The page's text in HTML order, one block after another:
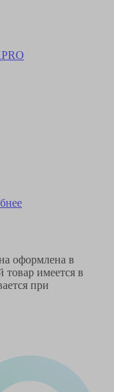
оформлена в
товар имеется в
при